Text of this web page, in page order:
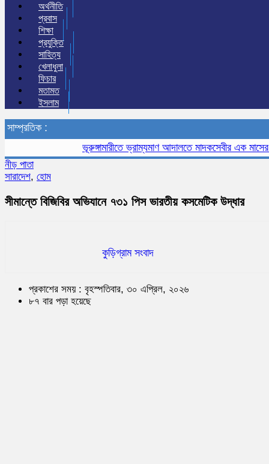
অর্থনীতি
প্রবাস
শিক্ষা
প্রযুক্তি
সাহিত্য
খেলাধুলা
ফিচার
মতামত
ইসলাম
সাম্প্রতিক :
ভূরুঙ্গামারীতে ভ্রাম্যমাণ আদালতে মাদকসেবীর এক মাসের
নীড় পাতা
সারাদেশ, হোম
সীমান্তে বিজিবির অভিযানে ৭৩১ পিস ভারতীয় কসমেটিক উদ্ধার
কুড়িগ্রাম সংবাদ
প্রকাশের সময় : বৃহস্পতিবার, ৩০ এপ্রিল, ২০২৬
৮৭ বার পড়া হয়েছে